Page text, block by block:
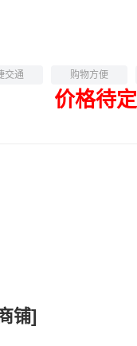
交通
购物方便
价格待定
铺]